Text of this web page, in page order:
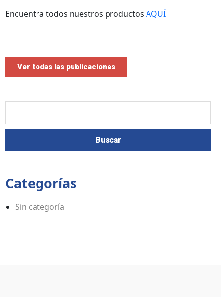
Encuentra todos nuestros productosAQUÍ
Ver todas las publicaciones
Categorías
Sin categoría